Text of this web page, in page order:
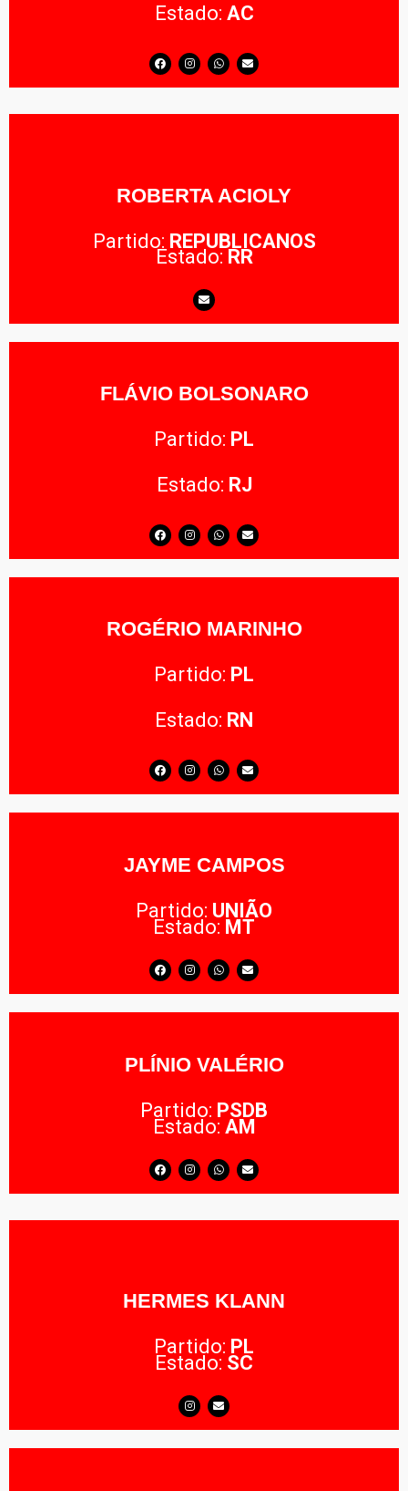
Estado: AC
ROBERTA ACIOLY
Partido: REPUBLICANOS
Estado: RR
FLÁVIO BOLSONARO
Partido: PL
Estado: RJ
ROGÉRIO MARINHO
Partido: PL
Estado: RN
JAYME CAMPOS
Partido: UNIÃO
Estado: MT
PLÍNIO VALÉRIO
Partido: PSDB
Estado: AM
HERMES KLANN
Partido: PL
Estado: SC